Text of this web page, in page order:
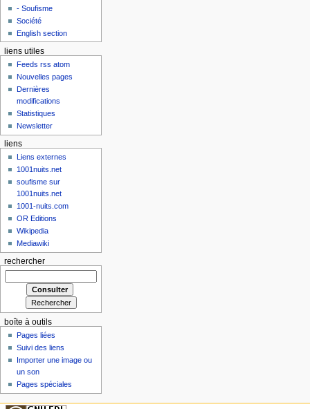
- Soufisme
Société
English section
liens utiles
Feeds rss atom
Nouvelles pages
Dernières
modifications
Statistiques
Newsletter
liens
Liens externes
1001nuits.net
soufisme sur
1001nuits.net
1001-nuits.com
OR Editions
Wikipedia
Mediawiki
rechercher
boîte à outils
Pages liées
Suivi des liens
Importer une image ou
un son
Pages spéciales